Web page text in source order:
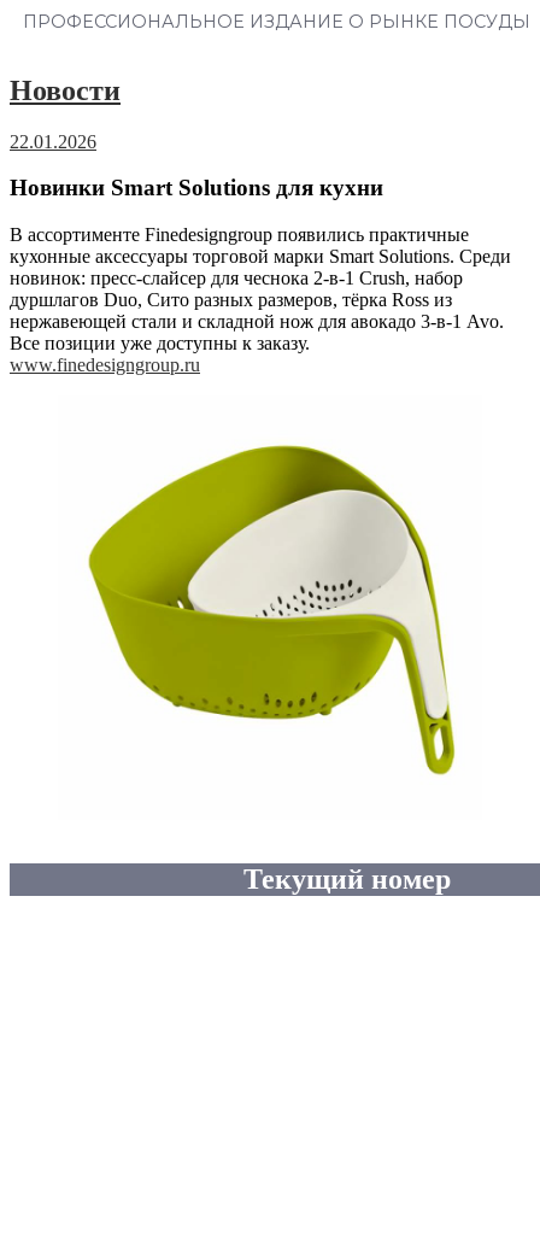
ПРОФЕССИОНАЛЬНОЕ ИЗДАНИЕ О РЫНКЕ ПОСУДЫ
Новости
22.01.2026
Новинки Smart Solutions для кухни
В ассортименте Finedesigngroup появились практичные
кухонные аксессуары торговой марки Smart Solutions. Среди
новинок: пресс-слайсер для чеснока 2-в-1 Crush, набор
дуршлагов Duo, Сито разных размеров, тёрка Ross из
нержавеющей стали и складной нож для авокадо 3-в-1 Avo.
Все позиции уже доступны к заказу.
www.finedesigngroup.ru
Текущий номер